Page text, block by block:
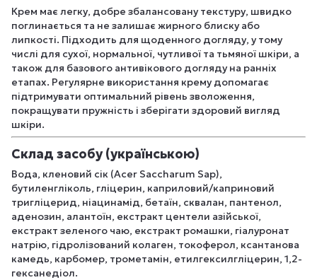
Крем має легку, добре збалансовану текстуру, швидко
поглинається та не залишає жирного блиску або
липкості. Підходить для щоденного догляду, у тому
числі для сухої, нормальної, чутливої та тьмяної шкіри, а
також для базового антивікового догляду на ранніх
етапах. Регулярне використання крему допомагає
підтримувати оптимальний рівень зволоження,
покращувати пружність і зберігати здоровий вигляд
шкіри.
Склад засобу (українською)
Вода, кленовий сік (Acer Saccharum Sap),
бутиленгліколь, гліцерин, каприловий/каприновий
тригліцерид, ніацинамід, бетаїн, сквалан, пантенол,
аденозин, алантоїн, екстракт центели азійської,
екстракт зеленого чаю, екстракт ромашки, гіалуронат
натрію, гідролізований колаген, токоферол, ксантанова
камедь, карбомер, трометамін, етилгексилгліцерин, 1,2-
гексанедіол.